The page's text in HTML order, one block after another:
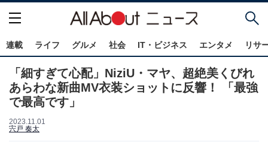
連載 ライフ グルメ 社会 IT・ビジネス エンタメ リサ
「細すぎて心配」NiziU・マヤ、超絶美くびれ
あらわな新曲MV衣装ショットに反響！ 「最強
で最高です」
2023.11.01
宍戸 奏太